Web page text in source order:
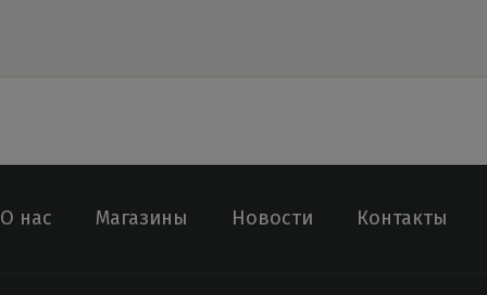
О нас Магазины Новости Контакты